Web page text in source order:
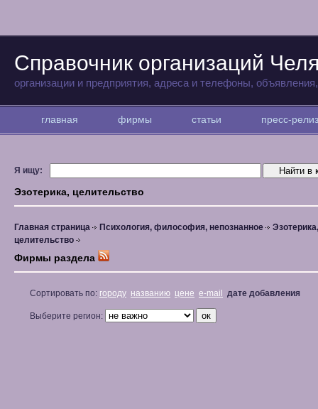
Справочник организаций
организации и предприятия, адреса и телефоны,
главная фирмы статьи пресс-
Я ищу:
Эзотерика, целительство
Главная страница Психология, философия, непознанное
Эзотерика,
целительство
Фирмы раздела
Сортировать по: городу названию цене e-mail дате добавления
Выберите регион: